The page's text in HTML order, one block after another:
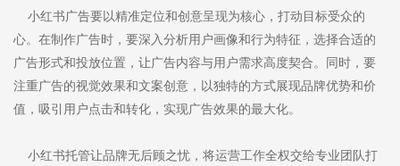
小红书广告要以精准定位和创意呈现为核心，打动目标受众的
心。在制作广告时，要深入分析用户画像和行为特征，选择合适的
广告形式和投放位置，让广告内容与用户需求高度契合。同时，要
注重广告的视觉效果和文案创意，以独特的方式展现品牌优势和价
值，吸引用户点击和转化，实现广告效果的最大化。
小红书托管让品牌无后顾之忧，将运营工作全权交给专业团队打